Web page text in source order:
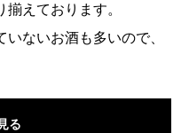
えております。
ないお酒も多いので、
る